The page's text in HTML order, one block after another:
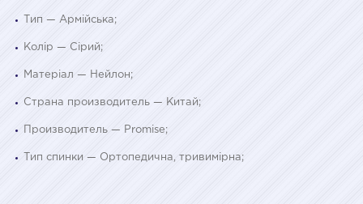
Тип — Армійська;
Колір — Сірий;
Матеріал — Нейлон;
Страна производитель — Китай;
Производитель — Promise;
Тип спинки — Ортопедична, тривимірна;